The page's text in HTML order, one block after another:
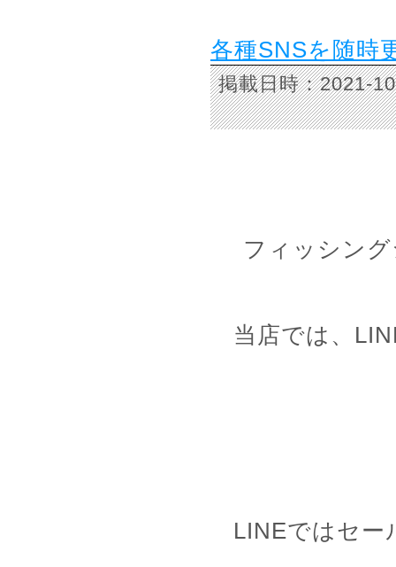
各種SNSを随時
掲載日時：
フィッシン
当店では、
LINEではセー